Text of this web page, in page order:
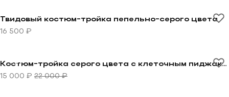
Перейти к товару Твидовый костюм-тройка
Твидовый костюм-тройка пепельно-серого цвета
16 500 ₽
Перейти к товару Костюм-тройка серого цвета с
-32%
Костюм-тройка серого цвета с клеточным пиджаком
15 000 ₽ 22 000 ₽